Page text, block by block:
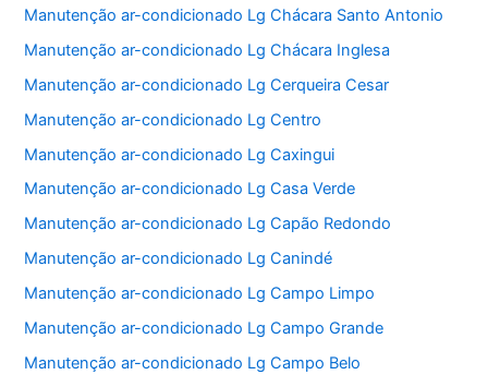
Manutenção ar-condicionado Lg Chácara Santo Antonio
Manutenção ar-condicionado Lg Chácara Inglesa
Manutenção ar-condicionado Lg Cerqueira Cesar
Manutenção ar-condicionado Lg Centro
Manutenção ar-condicionado Lg Caxingui
Manutenção ar-condicionado Lg Casa Verde
Manutenção ar-condicionado Lg Capão Redondo
Manutenção ar-condicionado Lg Canindé
Manutenção ar-condicionado Lg Campo Limpo
Manutenção ar-condicionado Lg Campo Grande
Manutenção ar-condicionado Lg Campo Belo